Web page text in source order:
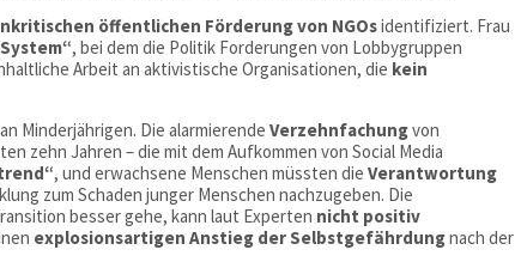
öffentlichen Förderung von NGOsidentifiziert. Frau
, bei dem die Politik Forderungen von Lobbygruppen
Arbeit an aktivistische Organisationen, die kein
an Minderjährigen. Die alarmierendeVerzehnfachungvon
zehn Jahren – die mit dem Aufkommen von Social Media
, und erwachsene Menschen müssten dieVerantwortung
zum Schaden junger Menschen nachzugeben. Die
besser gehe, kann laut Experten nicht positiv
explosionsartigen Anstieg der Selbstgefährdungnach der